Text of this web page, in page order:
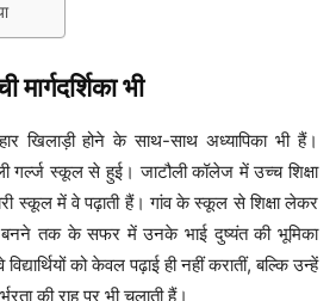
भी
खिलाड़ी होने के साथ-साथ अध्यापिका भी हैं।
गर्ल्ज स्कूल से हुई। जाटौली कॉलेज में उच्च शिक्षा
स्कूल में वे पढ़ाती हैं। गांव के स्कूल से शिक्षा लेकर
बनने तक के सफर में उनके भाई दुष्यंत की भूमिका
को केवल पढ़ाई ही नहीं करातीं, बल्कि उन्हें
की राह पर भी चलाती हैं।